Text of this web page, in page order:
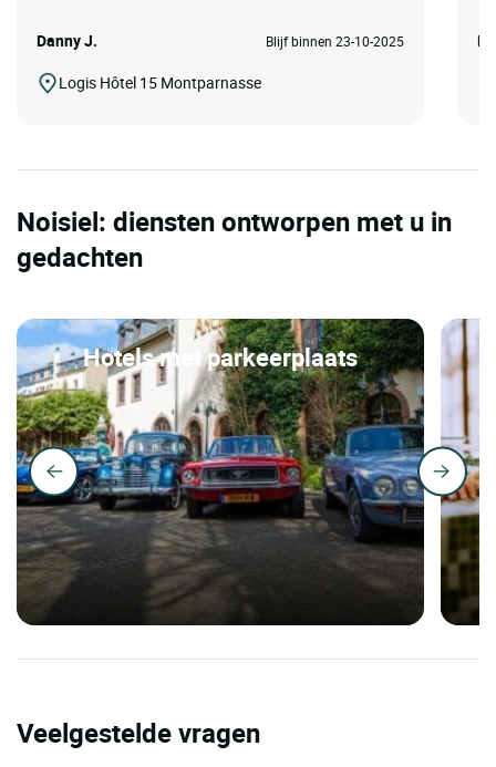
Danny J. Blijf binnen 23-10-2025
Logis Hôtel 15 Montparnasse
Noisiel: diensten ontworpen met u in
gedachten
Hotels met parkeerplaats
Veelgestelde vragen